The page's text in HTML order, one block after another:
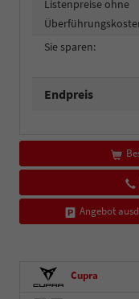
Listenpreise ohne
Sie sparen:
Endpreis
Angebot
Cupra